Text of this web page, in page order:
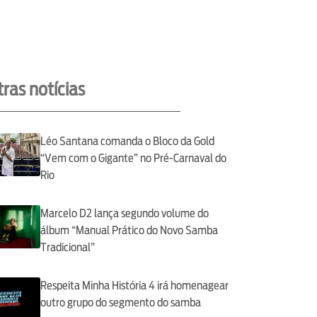
notícias
Léo Santana comanda o Bloco da Gold
“Vem com o Gigante” no Pré-Carnaval do
Rio
Marcelo D2 lança segundo volume do
álbum “Manual Prático do Novo Samba
Tradicional”
Respeita Minha História 4 irá homenagear
outro grupo do segmento do samba